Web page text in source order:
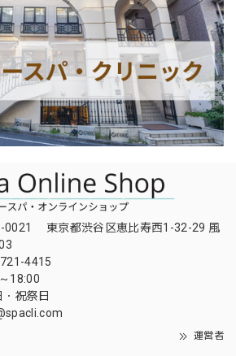
0021 東京都渋谷区恵比寿西1-32-29 風
4415
18:00
・祝祭日
運営者